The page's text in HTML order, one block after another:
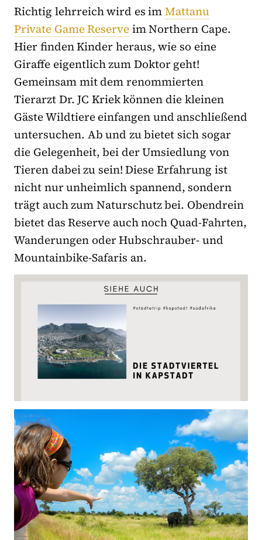
Richtig lehrreich wird es imMattanu
Private Game Reserveim Northern Cape.
Hier finden Kinder heraus, wie so eine
Giraffe eigentlich zum Doktor geht!
Gemeinsam mit dem renommierten
Tierarzt Dr. JC Kriek können die kleinen
Gäste Wildtiere einfangen und anschließend
untersuchen. Ab und zu bietet sich sogar
die Gelegenheit, bei der Umsiedlung von
Tieren dabei zu sein! Diese Erfahrung ist
nicht nur unheimlich spannend, sondern
trägt auch zum Naturschutz bei. Obendrein
bietet das Reserve auch noch Quad-Fahrten,
Wanderungen oder Hubschrauber- und
Mountainbike-Safaris an.